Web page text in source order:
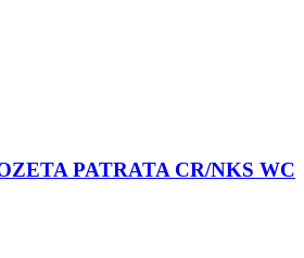
PATRATA CR/NKS WC